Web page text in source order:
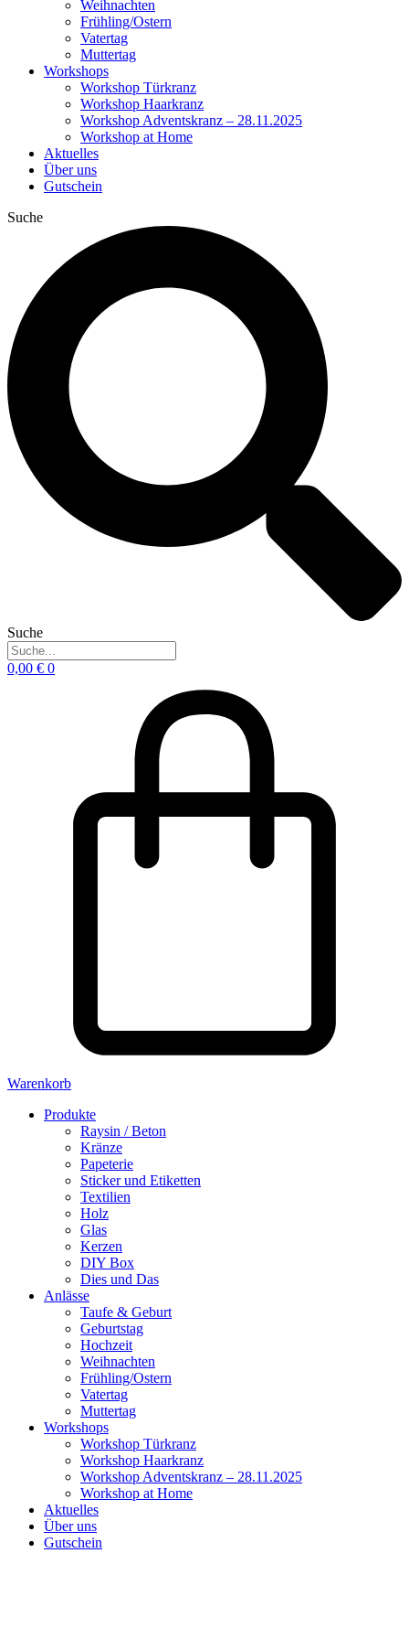
Weihnachten
Frühling/Ostern
Vatertag
Muttertag
Workshops
Workshop Türkranz
Workshop Haarkranz
Workshop Adventskranz – 28.11.2025
Workshop at Home
Aktuelles
Über uns
Gutschein
Suche
Suche
0,00 € 0
Warenkorb
Produkte
Raysin / Beton
Kränze
Papeterie
Sticker und Etiketten
Textilien
Holz
Glas
Kerzen
DIY Box
Dies und Das
Anlässe
Taufe & Geburt
Geburtstag
Hochzeit
Weihnachten
Frühling/Ostern
Vatertag
Muttertag
Workshops
Workshop Türkranz
Workshop Haarkranz
Workshop Adventskranz – 28.11.2025
Workshop at Home
Aktuelles
Über uns
Gutschein